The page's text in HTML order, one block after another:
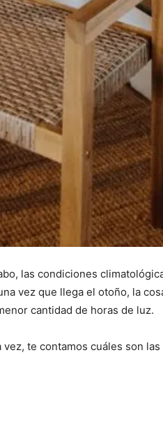
las condiciones
vez que llega el otoño, la
cantidad de horas de luz.
vez, te contamos cuáles son